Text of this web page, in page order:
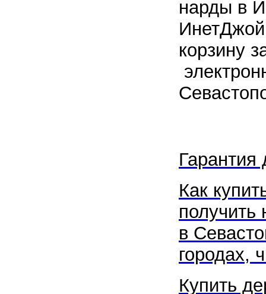
нарды в
корзину
Гарантия
Как
получить
в
городах,
Купить